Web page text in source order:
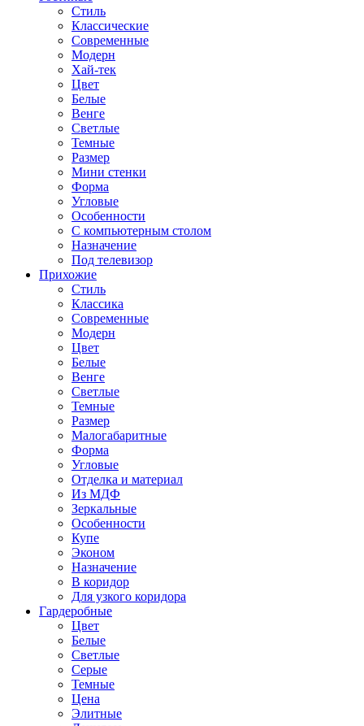
Стиль
Классические
Современные
Модерн
Хай-тек
Цвет
Белые
Венге
Светлые
Темные
Размер
Мини стенки
Форма
Угловые
Особенности
С компьютерным столом
Назначение
Под телевизор
Прихожие
Стиль
Классика
Современные
Модерн
Цвет
Белые
Венге
Светлые
Темные
Размер
Малогабаритные
Форма
Угловые
Отделка и материал
Из МДФ
Зеркальные
Особенности
Купе
Эконом
Назначение
В коридор
Для узкого коридора
Гардеробные
Цвет
Белые
Светлые
Серые
Темные
Цена
Элитные